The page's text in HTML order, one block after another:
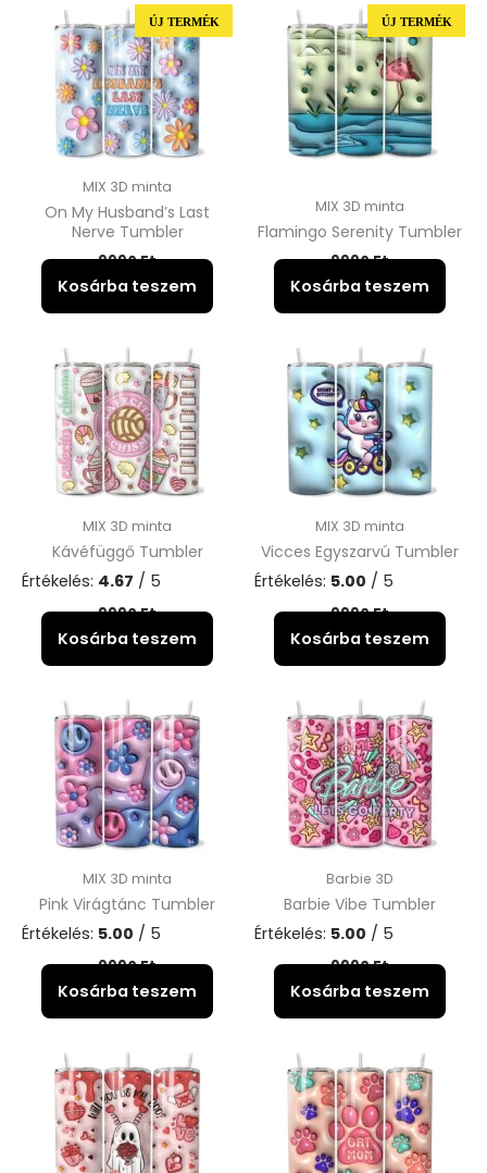
ÚJ TERMÉK
MIX 3D minta
On My Husband’s Last
Nerve Tumbler
9990Ft
Kosárba teszem
ÚJ TERMÉK
MIX 3D minta
Flamingo Serenity Tumbler
9990Ft
Kosárba teszem
MIX 3D minta
Kávéfüggő Tumbler
Értékelés: 4.67 / 5
9990Ft
Kosárba teszem
MIX 3D minta
Vicces Egyszarvú Tumbler
Értékelés: 5.00 / 5
9990Ft
Kosárba teszem
MIX 3D minta
Pink Virágtánc Tumbler
Értékelés: 5.00 / 5
9990Ft
Kosárba teszem
Barbie 3D
Barbie Vibe Tumbler
Értékelés: 5.00 / 5
9990Ft
Kosárba teszem